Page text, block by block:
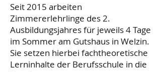
Seit 2015 arbeiten
Zimmererlehrlinge des 2.
Ausbildungsjahres für jeweils 4 Tage
im Sommer am Gutshaus in Welzin.
Sie setzen hierbei fachtheoretische
Lerninhalte der Berufsschule in die